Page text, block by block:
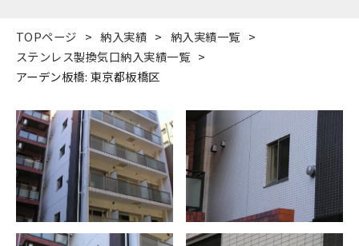
TOPページ 納入実績
納入実績一覧
ステンレス製換気口納入実績一覧
アーデン板橋: 東京都板橋区